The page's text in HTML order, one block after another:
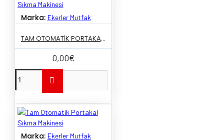
Marka: Ekerler Mutfak
TAM OTOMATIK PORTAKAL SIKMA MAKINESI
0,00€
Marka: Ekerler Mutfak